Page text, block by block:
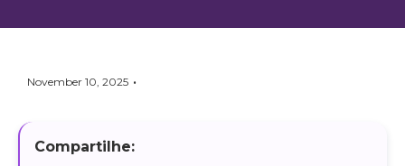
November 10, 2025 •
Compartilhe: